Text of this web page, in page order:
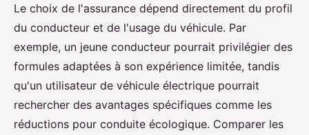
Le choix de l'assurance dépend directement du profil
du conducteur et de l'usage du véhicule. Par
exemple, un jeune conducteur pourrait privilégier des
formules adaptées à son expérience limitée, tandis
qu'un utilisateur de véhicule électrique pourrait
rechercher des avantages spécifiques comme les
réductions pour conduite écologique. Comparer les